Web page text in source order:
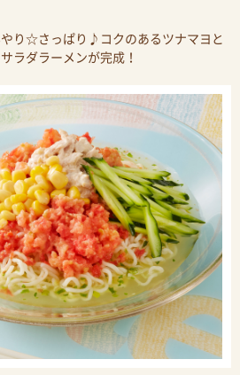
やり☆さっぱり♪コクのあるツナマヨと
ラダラーメンが完成！